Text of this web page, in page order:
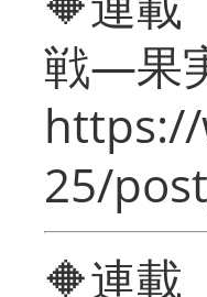
戦―果
25/
🔶連